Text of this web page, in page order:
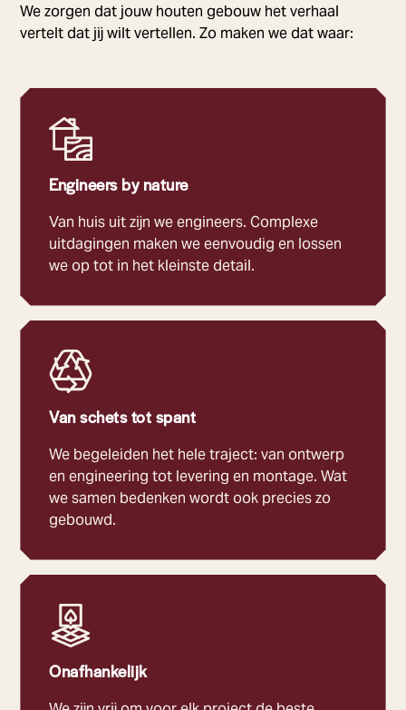
We zorgen dat jouw houten gebouw het verhaal
vertelt dat jij wilt vertellen. Zo maken we dat waar:
Engineers by nature
Van huis uit zijn we engineers. Complexe
uitdagingen maken we eenvoudig en lossen
we op tot in het kleinste detail.
Van schets tot spant
We begeleiden het hele traject: van ontwerp
en engineering tot levering en montage. Wat
we samen bedenken wordt ook precies zo
gebouwd.
Onafhankelijk